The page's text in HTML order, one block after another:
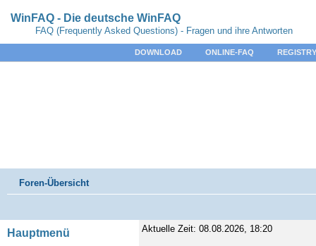
WinFAQ - Die deutsche WinFAQ
FAQ (Frequently Asked Questions) - Fragen und ihre Antworten
DOWNLOAD ONLINE-FAQ
Foren-Übersicht
Aktuelle Zeit: 08.08.2026, 18:20
Hauptmenü